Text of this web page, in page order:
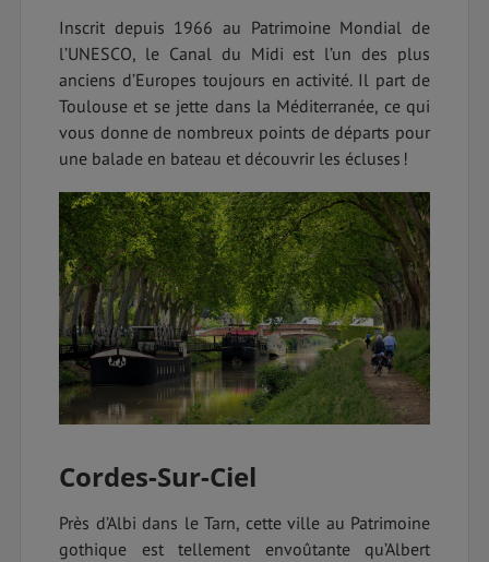
Inscrit depuis 1966 au Patrimoine Mondial de
l’UNESCO, le Canal du Midi est l’un des plus
anciens d’Europes toujours en activité. Il part de
Toulouse et se jette dans la Méditerranée, ce qui
vous donne de nombreux points de départs pour
une balade en bateau et découvrir les écluses !
Cordes-Sur-Ciel
Près d’Albi dans le Tarn, cette ville au Patrimoine
gothique est tellement envoûtante qu’Albert